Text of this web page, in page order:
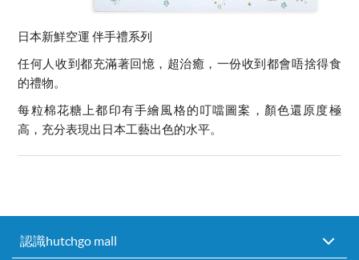
日本新鮮空運 伴手禮系列
任何人收到都充滿著回憶，超治癒，一份收到都會唔捨得食
的禮物。
每粒棉花糖上都印有手繪風格的叮噹圖案，顏色還原度極
高，充分表現出日本工藝出色的水平。
認識hutchgo mall